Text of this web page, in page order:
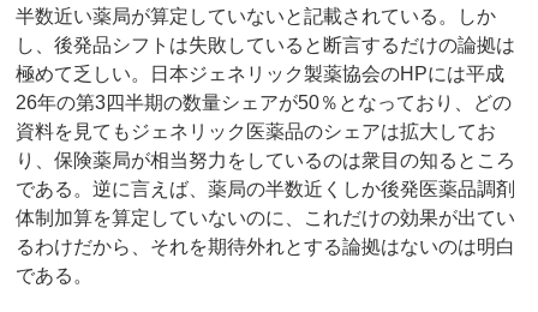
半数近い薬局が算定していないと記載されている。しか
し、後発品シフトは失敗していると断言するだけの論拠は
極めて乏しい。日本ジェネリック製薬協会のHPには平成
26年の第3四半期の数量シェアが50％となっており、どの
資料を見てもジェネリック医薬品のシェアは拡大してお
り、保険薬局が相当努力をしているのは衆目の知るところ
である。逆に言えば、薬局の半数近くしか後発医薬品調剤
体制加算を算定していないのに、これだけの効果が出てい
るわけだから、それを期待外れとする論拠はないのは明白
である。